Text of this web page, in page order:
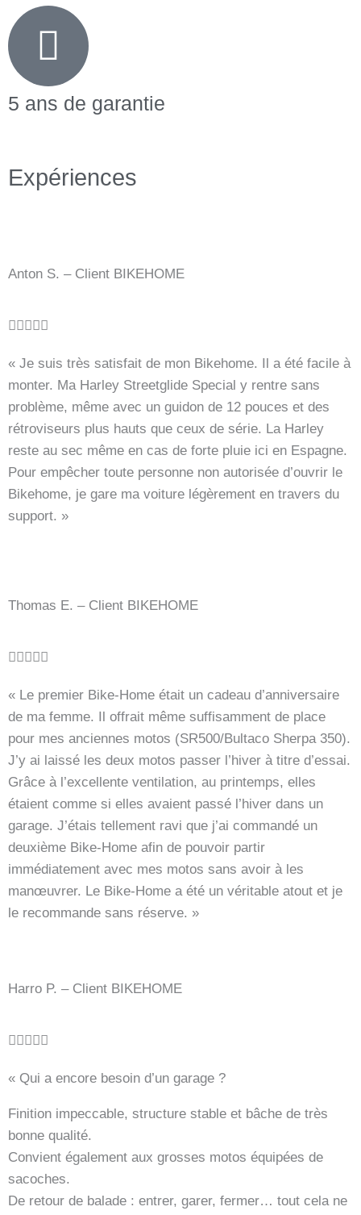
5 ans de garantie
Expériences
Anton S. – Client BIKEHOME

w
e
r
t
e
t
m
i
o
« Je suis très satisfait de mon Bikehome. Il a été facile à
monter. Ma Harley Streetglide Special y rentre sans
problème, même avec un guidon de 12 pouces et des
rétroviseurs plus hauts que ceux de série. La Harley
reste au sec même en cas de forte pluie ici en Espagne.
Pour empêcher toute personne non autorisée d’ouvrir le
Bikehome, je gare ma voiture légèrement en travers du
support. »
Thomas E. – Client BIKEHOME

w
e
r
t
e
t
m
i
t
5
v
5
« Le premier Bike-Home était un cadeau d’anniversaire
de ma femme. Il offrait même suffisamment de place
pour mes anciennes motos (SR500/Bultaco Sherpa 350).
J’y ai laissé les deux motos passer l’hiver à titre d’essai.
Grâce à l’excellente ventilation, au printemps, elles
étaient comme si elles avaient passé l’hiver dans un
garage. J’étais tellement ravi que j’ai commandé un
deuxième Bike-Home afin de pouvoir partir
immédiatement avec mes motos sans avoir à les
manœuvrer. Le Bike-Home a été un véritable atout et je
le recommande sans réserve. »
Harro P. – Client BIKEHOME

w
« Qui a encore besoin d’un garage ?
Finition impeccable, structure stable et bâche de très
bonne qualité.
Convient également aux grosses motos équipées de
sacoches.
De retour de balade : entrer, garer, fermer… tout cela ne